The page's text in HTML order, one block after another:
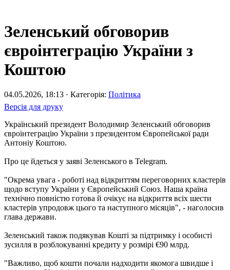
Зеленський обговорив
євроінтеграцію України з
Коштою
04.05.2026, 18:13 · Категорія: Політика
Версія для друку
Український президент Володимир Зеленський обговорив
євроінтеграцію України з президентом Європейської ради
Антоніу Коштою.
Про це йдеться у заяві Зеленського в Telegram.
"Окрема увага - роботі над відкриттям переговорних кластерів
щодо вступу України у Європейський Союз. Наша країна
технічно повністю готова й очікує на відкриття всіх шести
кластерів упродовж цього та наступного місяців", - наголосив
глава держави.
Зеленський також подякував Кошті за підтримку і особисті
зусилля в розблокуванні кредиту у розмірі €90 млрд.
"Важливо, щоб кошти почали надходити якомога швидше і